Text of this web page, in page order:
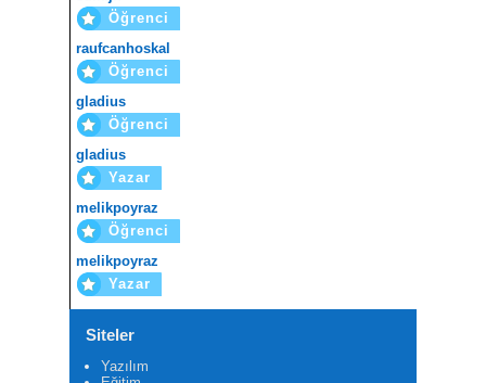
Öğrenci
raufcanhoskal
Öğrenci
gladius
Öğrenci
gladius
Yazar
melikpoyraz
Öğrenci
melikpoyraz
Yazar
Siteler
Yazılım